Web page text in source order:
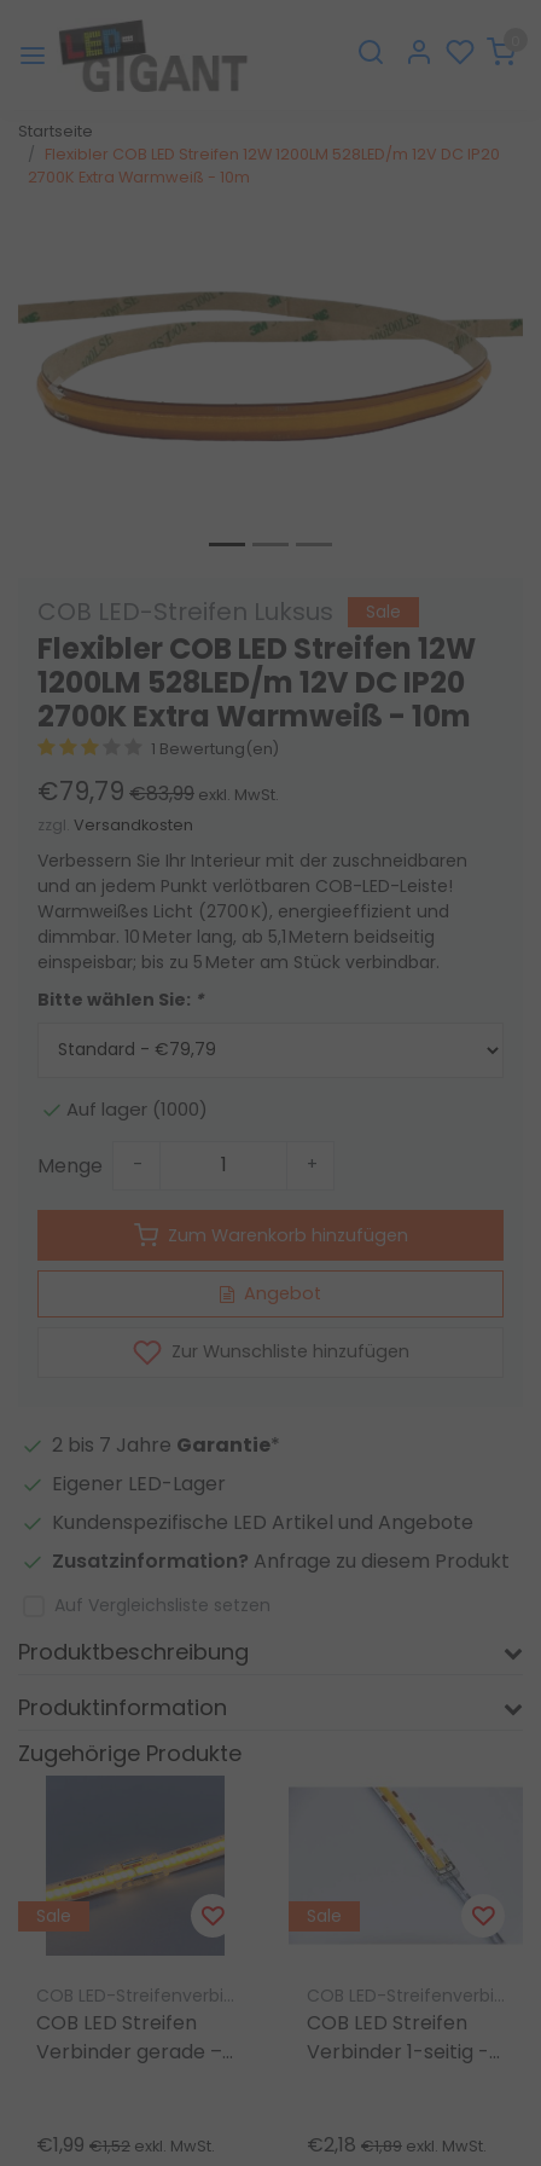
Startseite
Flexibler COB LED Streifen 12W 1200LM 528LED/m 12V DC IP20
2700K Extra Warmweiß - 10m
Zurück
COB LED-Streifen Luksus Sale
Flexibler COB LED Streifen 12W
1200LM 528LED/m 12V DC IP20
2700K Extra Warmweiß - 10m
1 Bewertung(en)
€79,79 €83,99 exkl. MwSt.
zzgl. Versandkosten
Verbessern Sie Ihr Interieur mit der zuschneidbaren
und an jedem Punkt verlötbaren COB-LED-Leiste!
Warmweißes Licht (2700 K), energieeffizient und
dimmbar. 10 Meter lang, ab 5,1 Metern beidseitig
einspeisbar; bis zu 5 Meter am Stück verbindbar.
Bitte wählen Sie: *
Auf lager (1000)
Menge - +
Zum Warenkorb hinzufügen
Angebot
Zur Wunschliste hinzufügen
2 bis 7 Jahre Garantie*
Eigener LED-Lager
Kundenspezifische LED Artikel und Angebote
Zusatzinformation? Anfrage zu diesem Produkt
Auf Vergleichsliste setzen
Produktbeschreibung
Produktinformation
Zugehörige Produkte
Sale
COB LED-Streifenverbinder Luksus
COB LED Streifen
Verbinder gerade –
8mm COB – IP20
€1,99 €1,52 exkl. MwSt.
Sale
COB LED-Streifenverbinder Luksus
COB LED Streifen
Verbinder 1-seitig -
8mm COB - IP20
€2,18 €1,89 exkl. MwSt.